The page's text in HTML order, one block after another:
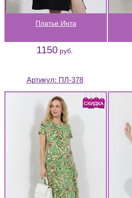
Платье Инта
1150 руб.
Артикул: ПЛ-378